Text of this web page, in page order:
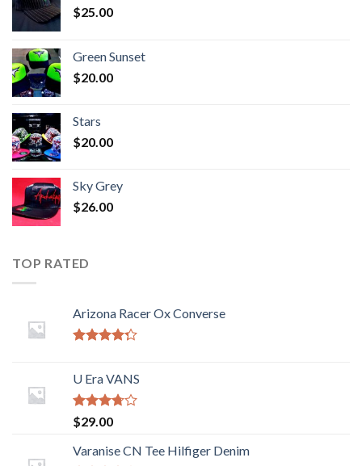
$25.00
Green Sunset
$20.00
Stars
$20.00
Sky Grey
$26.00
TOP RATED
Arizona Racer Ox Converse
of 5
U Era VANS
Rated
3.50
of 5
$29.00
Varanise CN Tee Hilfiger Denim